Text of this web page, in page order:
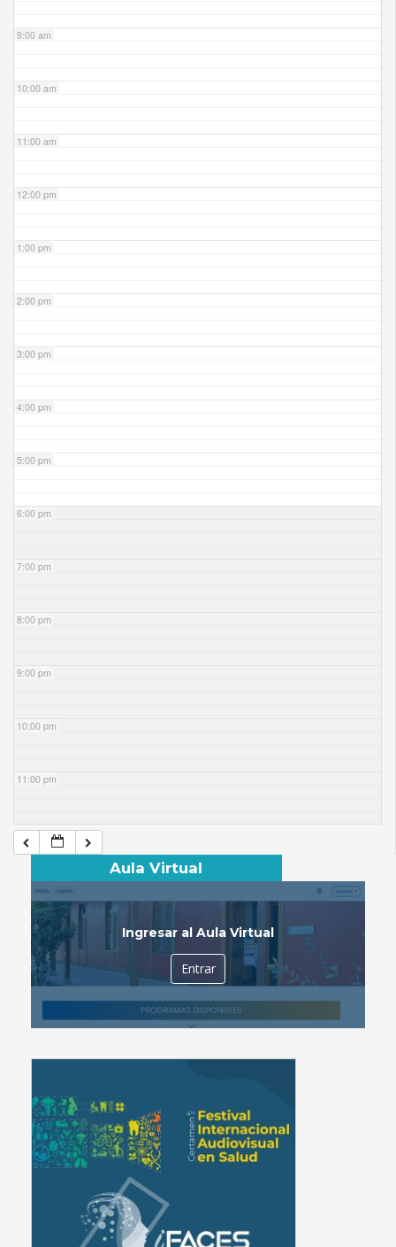
9:00 am
10:00 am
11:00 am
12:00 pm
1:00 pm
2:00 pm
3:00 pm
4:00 pm
5:00 pm
6:00 pm
7:00 pm
8:00 pm
9:00 pm
10:00 pm
11:00 pm
Aula Virtual
Ingresar al Aula Virtual
Entrar